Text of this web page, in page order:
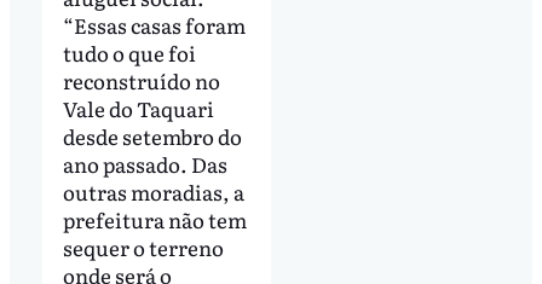
“Essas casas foram
tudo o que foi
reconstruído no
Vale do Taquari
desde setembro do
ano passado. Das
outras moradias, a
prefeitura não tem
sequer o terreno
onde será o